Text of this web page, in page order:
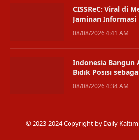
CISSReC: Viral di
Jaminan Informasi
08/08/2026 4:41 AM
Indonesia Bangun
Bidik Posisi
Tenggara
08/08/2026 4:34 AM
© 2023-2024 Copyright by Daily